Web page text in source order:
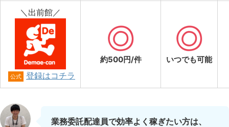
＼出前館／
公式 登録はコチラ
約500円/件 いつでも可能
業務委託配達員で効率よく稼ぎたい方は、